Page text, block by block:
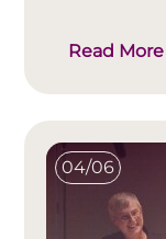
Read More
04/06